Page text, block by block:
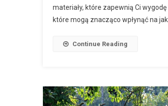
materiały, które zapewnią Ci
które mogą znacząco wpłynąć na
Continue Reading